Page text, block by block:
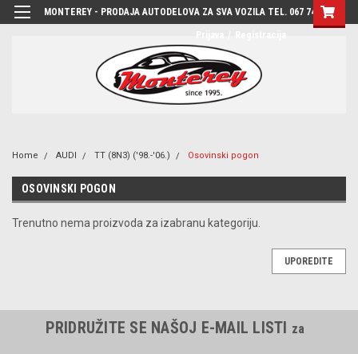
MONTEREY - PRODAJA AUTODELOVA ZA SVA VOZILA TEL. 067 7444-780
Home AUDI TT (8N3) ('98.-'06.) Osovinski pogon
OSOVINSKI POGON
Trenutno nema proizvoda za izabranu kategoriju.
UPOREDITE
PRIDRUŽITE SE NAŠOJ E-MAIL LISTI za